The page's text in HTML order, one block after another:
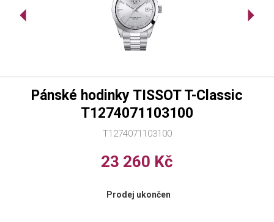
T1274071103100
Pánské hodinky TISSOT T-Classic
T1274071103100
23 260 Kč
Prodej ukončen